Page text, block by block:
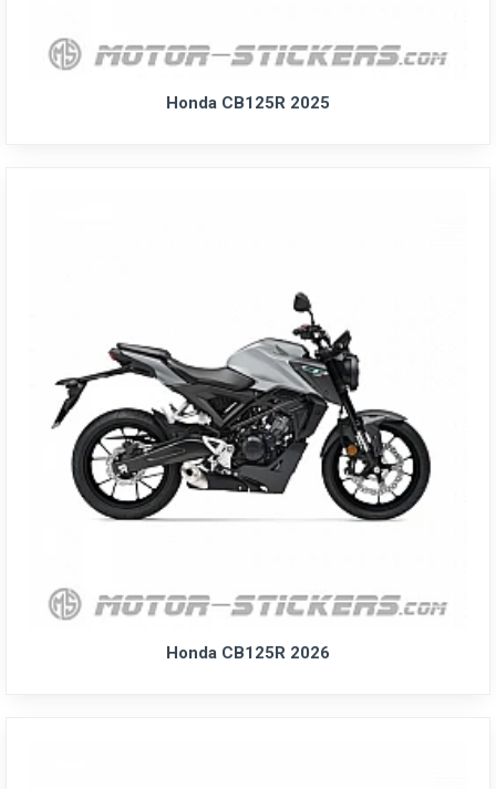
Honda CB125R 2025
Honda CB125R 2026